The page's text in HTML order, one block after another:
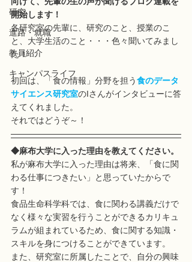
研究
進路・就職
教員紹介
キャンパスライフ
開始します！
各研究室の先輩に、研究のこと、授業のこ
と、大学生活のこと・・・色々聞いてみまし
た！
初回は、「食の情報」分野を担う食のデータ
サイエンス研究室のIさんがインタビューに答
えてくれました。
それではどうぞ～！
◆麻布大学に入った理由を教えてください。
私が麻布大学に入った理由は将来、「食に関
わる仕事につきたい」と思っていたからで
す！
食品生命科学科では、食に関わる講義だけで
なく様々な実習を行うことができるカリキュ
ラムが組まれているため、食に関する知識・
スキルを身につけることができています。
また、研究室に所属したことで、自分の興味